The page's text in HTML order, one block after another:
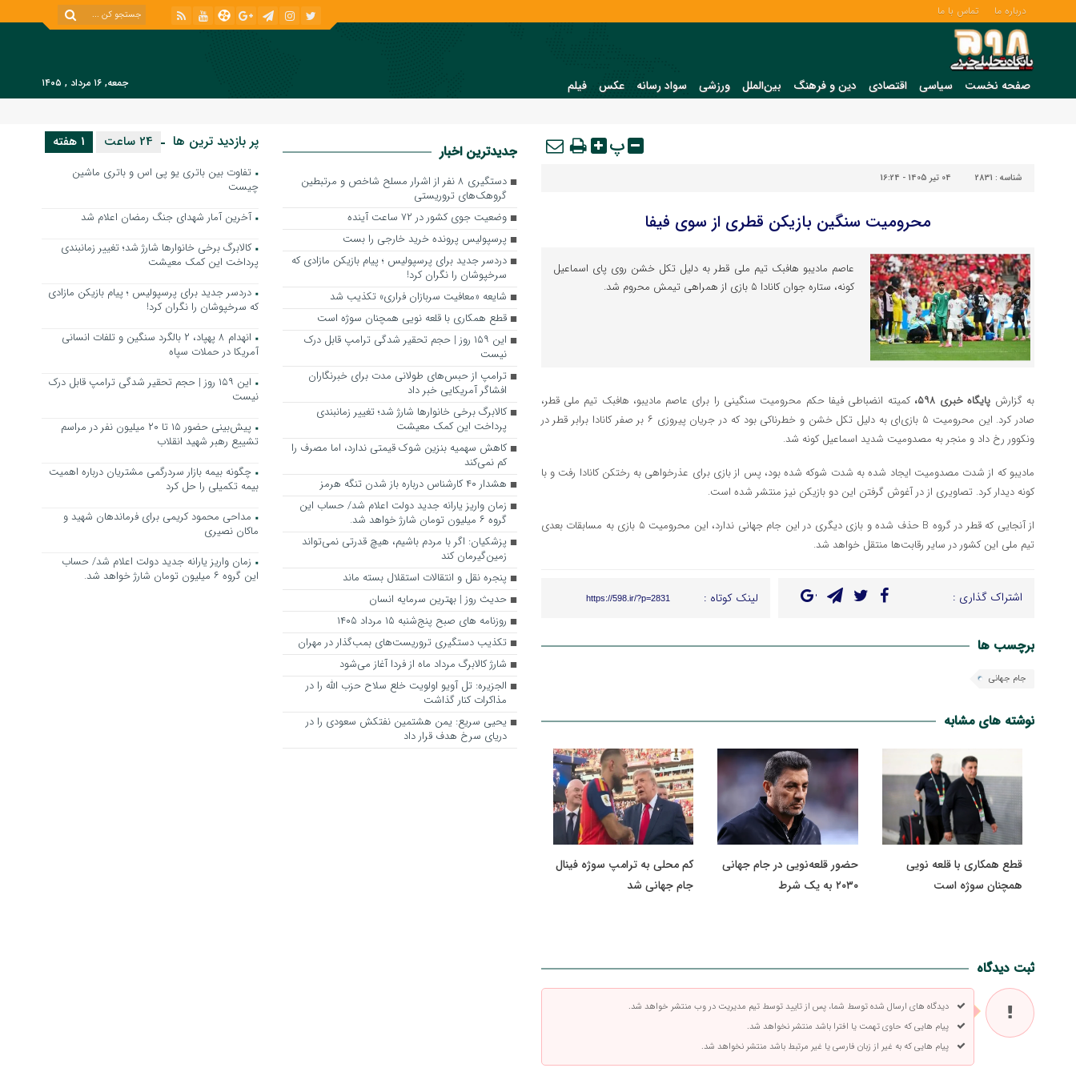
درباره ما تماس با ما
صفحه نخست سیاسی اقتصادی دین و فرهنگ بین‌الملل ورزشی سواد رسانه عکس فیلم جمعه, ۱۶ مرداد , ۱۴۰۵
پ
شناسه : 2831 04 تیر 1405 - 16:24
محرومیت سنگین بازیکن قطری از سوی فیفا
عاصم مادیبو هافبک تیم ملی قطر به دلیل تکل خشن روی پای اسماعیل
کونه، ستاره جوان کانادا ۵ بازی از همراهی تیمش محروم شد.
به گزارش پایگاه خبری ۵۹۸،
کمیته انضباطی فیفا حکم محرومیت سنگینی را برای عاصم مادیبو، هافبک تیم ملی قطر،
صادر کرد. این محرومیت ۵ بازی‌ای به دلیل تکل خشن و خطرناکی بود که در جریان پیروزی ۶ بر صفر کانادا برابر قطر در
ونکوور رخ داد و منجر به مصدومیت شدید اسماعیل کونه شد.
مادیبو که از شدت مصدومیت ایجاد شده به شدت شوکه شده بود، پس از بازی برای عذرخواهی به رختکن کانادا رفت و با
کونه دیدار کرد. تصاویری از در آغوش گرفتن این دو بازیکن نیز منتشر شده است.
از آنجایی که قطر در گروه B حذف شده و بازی دیگری در این جام جهانی ندارد، این محرومیت ۵ بازی به مسابقات بعدی
تیم ملی این کشور در سایر رقابت‌ها منتقل خواهد شد.
اشتراک گذاری : لینک کوتاه : https://598.ir/?p=2831
برچسب ها
جام جهانی
نوشته های مشابه
قطع همکاری با قلعه نویی
همچنان سوژه است
حضور قلعه‌نویی در جام جهانی
۲۰۳۰ به یک شرط
کم محلی به ترامپ سوژه فینال
جام جهانی شد
ثبت دیدگاه
دیدگاه های ارسال شده توسط شما، پس از تایید توسط تیم مدیریت در وب منتشر خواهد شد.
پیام هایی که حاوی تهمت یا افترا باشد منتشر نخواهد شد.
پیام هایی که به غیر از زبان فارسی یا غیر مرتبط باشد منتشر نخواهد شد.
جدیدترین اخبار
دستگیری ۸ نفر از اشرار مسلح شاخص و مرتبطین
گروهک‌های تروریستی
وضعیت جوی کشور در ۷۲ ساعت آینده
پرسپولیس پرونده خرید خارجی را بست
دردسر جدید برای پرسپولیس ؛ پیام بازیکن مازادی که
سرخپوشان را نگران کرد!
شایعه «معافیت سربازان فراری» تکذیب شد
قطع همکاری با قلعه نویی همچنان سوژه است
این ۱۵۹ روز | حجم تحقیر شدگی ترامپ قابل درک
نیست
ترامپ از حبس‌های طولانی مدت برای خبرنگاران
افشاگر آمریکایی خبر داد
کالابرگ برخی خانوارها شارژ شد؛ تغییر زمانبندی
پرداخت این کمک معیشت
کاهش سهمیه بنزین شوک قیمتی ندارد، اما مصرف را
کم نمی‌کند
هشدار ۴۰ کارشناس درباره باز شدن تنگه هرمز
زمان واریز یارانه جدید دولت اعلام شد/ حساب این
گروه ۶ میلیون تومان شارژ خواهد شد.
پزشکیان: اگر با مردم باشیم، هیچ قدرتی نمی‌تواند
زمین‌گیرمان کند
پنجره‌ نقل و انتقالات استقلال بسته ماند
حدیث روز | بهترین سرمایه انسان
روزنامه‌ های صبح پنج‌شنبه ۱۵ مرداد ۱۴۰۵
تکذیب دستگیری تروریست‌های بمب‌گذار در مهران
شارژ کالابرگ مرداد ماه از فردا آغاز می‌شود
الجزیره: تل آویو اولویت خلع سلاح حزب الله را در
مذاکرات کنار گذاشت
یحیی سریع: یمن هشتمین نفتکش سعودی را در
دریای سرخ هدف قرار داد
پر بازدید ترین ها 1 هفته 24 ساعت
تفاوت بین باتری یو پی اس و باتری ماشین
چیست
آخرین آمار شهدای جنگ رمضان اعلام شد
کالابرگ برخی خانوارها شارژ شد؛ تغییر زمانبندی
پرداخت این کمک معیشت
دردسر جدید برای پرسپولیس ؛ پیام بازیکن مازادی
که سرخپوشان را نگران کرد!
انهدام ۸ پهپاد، ۲ بالگرد سنگین و تلفات انسانی
آمریکا در حملات سپاه
این ۱۵۹ روز | حجم تحقیر شدگی ترامپ قابل درک
نیست
پیش‌بینی حضور ۱۵ تا ۲۰ میلیون نفر در مراسم
تشییع رهبر شهید انقلاب
چگونه بیمه ‌بازار سردرگمی مشتریان درباره اهمیت
بیمه تکمیلی را حل کرد
مداحی محمود کریمی برای فرماندهان شهید و
ماکان نصیری
زمان واریز یارانه جدید دولت اعلام شد/ حساب
این گروه ۶ میلیون تومان شارژ خواهد شد.